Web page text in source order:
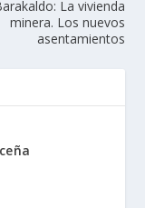
La vivienda
minera. Los nuevos
asentamientos